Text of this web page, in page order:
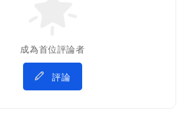
成為首位評論者
評論